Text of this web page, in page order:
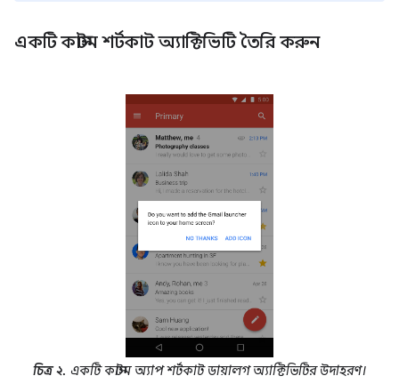
একটি কাস্টম শর্টকাট অ্যাক্টিভিটি তৈরি করুন
চিত্র ২. একটি কাস্টম অ্যাপ শর্টকাট ডায়ালগ অ্যাক্টিভিটির উদাহরণ।